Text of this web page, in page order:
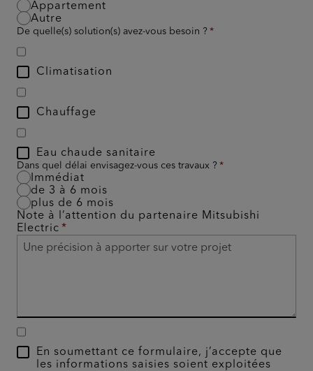
Appartement
Autre
De quelle(s) solution(s) avez-vous besoin ?
Climatisation
Chauffage
Eau chaude sanitaire
Dans quel délai envisagez-vous ces travaux ?
Immédiat
de 3 à 6 mois
plus de 6 mois
Note à l’attention du partenaire Mitsubishi
Electric
En soumettant ce formulaire, j’accepte que
les informations saisies soient exploitées